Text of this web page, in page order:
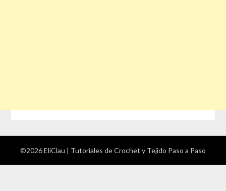
©2026 EliClau | Tutoriales de Crochet y Tejido Paso a Paso